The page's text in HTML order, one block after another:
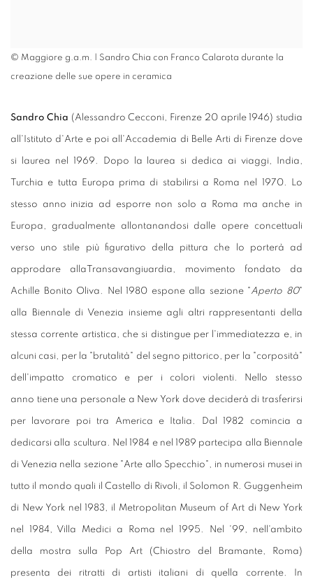
© Maggiore g.a.m. | Sandro Chia con Franco Calarota durante la
creazione delle sue opere in ceramica
Sandro Chia (Alessandro Cecconi, Firenze 20 aprile 1946) studia
all'Istituto d'Arte e poi all'Accademia di Belle Arti di Firenze dove
si laurea nel 1969. Dopo la laurea si dedica ai viaggi, India,
Turchia e tutta Europa prima di stabilirsi a Roma nel 1970. Lo
stesso anno inizia ad esporre non solo a Roma ma anche in
Europa, gradualmente allontanandosi dalle opere concettuali
verso uno stile più figurativo della pittura che lo porterà ad
approdare allaTransavangiuardia, movimento fondato da
Achille Bonito Oliva. Nel 1980 espone alla sezione "Aperto 80"
alla Biennale di Venezia insieme agli altri rappresentanti della
stessa corrente artistica, che si distingue per l'immediatezza e, in
alcuni casi, per la "brutalità" del segno pittorico, per la "corposità"
dell'impatto cromatico e per i colori violenti. Nello stesso
anno tiene una personale a New York dove deciderà di trasferirsi
per lavorare poi tra America e Italia. Dal 1982 comincia a
dedicarsi alla scultura. Nel 1984 e nel 1989 partecipa alla Biennale
di Venezia nella sezione "Arte allo Specchio", in numerosi musei in
tutto il mondo quali il Castello di Rivoli, il Solomon R. Guggenheim
di New York nel 1983, il Metropolitan Museum of Art di New York
nel 1984, Villa Medici a Roma nel 1995. Nel '99, nell'ambito
della mostra sulla Pop Art (Chiostro del Bramante, Roma)
presenta dei ritratti di artisti italiani di quella corrente. In